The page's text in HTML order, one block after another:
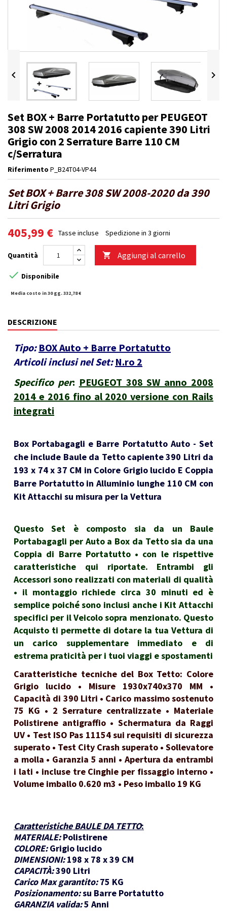
 
Set BOX + Barre Portatutto per PEUGEOT
308 SW 2008 2014 2016 capiente 390 Litri
Grigio con 2 Serrature Barre 110 CM
c/Serratura
Riferimento P_B24T04-VP44
Set BOX + Barre 308 SW 2008-2020 da 390
Litri Grigio
405,99 € Tasse incluse Spedizione in 3 giorni
Quantità  Aggiungi al carrello
 Disponibile
Media costo in 30 gg. 332,78 €
DESCRIZIONE
Tipo: BOX Auto + Barre Portatutto
Articoli inclusi nel Set: N.ro 2
Specifico per: PEUGEOT 308 SW anno 2008
2014 e 2016 fino al 2020 versione con Rails
integrati
Box Portabagagli e Barre Portatutto Auto - Set
che include Baule da Tetto capiente 390 Litri da
193 x 74 x 37 CM in Colore Grigio lucido E Coppia
Barre Portatutto in Alluminio lunghe 110 CM con
Kit Attacchi su misura per la Vettura
Questo Set è composto sia da un Baule
Portabagagli per Auto a Box da Tetto sia da una
Coppia di Barre Portatutto • con le rispettive
caratteristiche qui riportate. Entrambi gli
Accessori sono realizzati con materiali di qualità
• il montaggio richiede circa 30 minuti ed è
semplice poiché sono inclusi anche i Kit Attacchi
specifici per il Veicolo sopra menzionato. Questo
Acquisto ti permette di dotare la tua Vettura di
un carico supplementare immediato e di
estrema praticità per i tuoi viaggi e spostamenti
Caratteristiche tecniche del Box Tetto: Colore
Grigio lucido • Misure 1930x740x370 MM •
Capacità di 390 Litri • Carico massimo sostenuto
75 KG • 2 Serrature centralizzate • Materiale
Polistirene antigraffio • Schermatura da Raggi
UV • Test ISO Pas 11154 sui requisiti di sicurezza
superato • Test City Crash superato • Sollevatore
a molla • Garanzia 5 anni • Apertura da entrambi
i lati • incluse tre Cinghie per fissaggio interno •
Volume imballo 0.620 m3 • Peso imballo 19 KG
Caratteristiche BAULE DA TETTO:
MATERIALE: Polistirene
COLORE: Grigio lucido
DIMENSIONI: 198 x 78 x 39 CM
CAPACITÀ:390 Litri
Carico Max garantito: 75 KG
Posizionamento:su Barre Portatutto
GARANZIA valida:5 Anni